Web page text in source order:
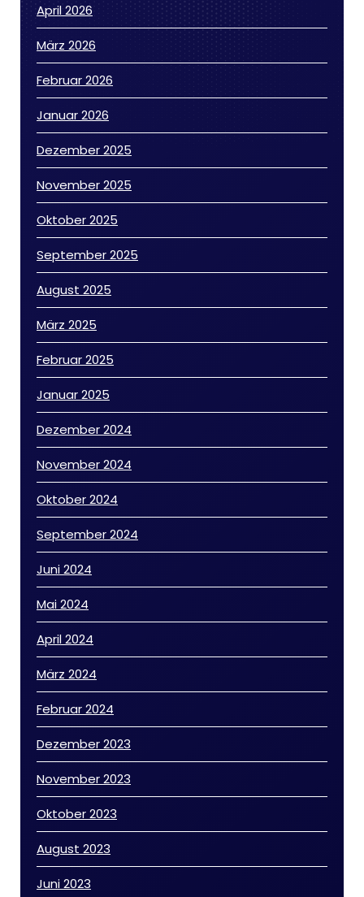
April 2026
März 2026
Februar 2026
Januar 2026
Dezember 2025
November 2025
Oktober 2025
September 2025
August 2025
März 2025
Februar 2025
Januar 2025
Dezember 2024
November 2024
Oktober 2024
September 2024
Juni 2024
Mai 2024
April 2024
März 2024
Februar 2024
Dezember 2023
November 2023
Oktober 2023
August 2023
Juni 2023